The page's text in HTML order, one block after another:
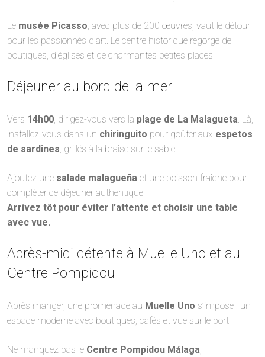
Le musée Picasso , avec plus de 200 œuvres, vaut le détour
pour les passionnés d’art. Le centre historique regorge de
boutiques, d’églises et de charmantes petites places.
Déjeuner au bord de la mer
Vers 14h00 , dirigez-vous vers la plage de La Malagueta . Là,
installez-vous dans un chiringuito pour goûter aux espetos
de sardines , grillés à la braise sur le sable.
Ajoutez une salade malagueña et une boisson fraîche pour
compléter ce déjeuner authentique.
Arrivez tôt pour éviter l’attente et choisir une table
avec vue.
Après-midi détente à Muelle Uno et au
Centre Pompidou
Après manger, une promenade au Muelle Uno s’impose : un
espace moderne avec boutiques, cafés et vue sur le port.
Ne manquez pas le Centre Pompidou Málaga